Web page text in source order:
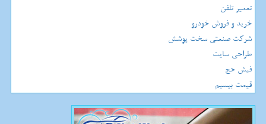
تعمیر تلفن
خرید و فروش خودرو
شرکت صنعتی سخت پوشش
طراحی سایت
فیش حج
قیمت بیسیم